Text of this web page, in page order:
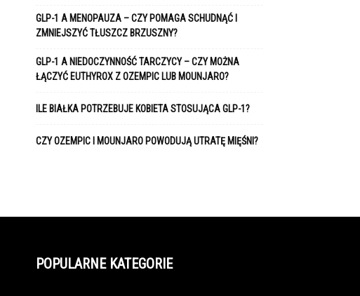
GLP-1 A MENOPAUZA – CZY POMAGA SCHUDNĄĆ I
ZMNIEJSZYĆ TŁUSZCZ BRZUSZNY?
GLP-1 A NIEDOCZYNNOŚĆ TARCZYCY – CZY MOŻNA
ŁĄCZYĆ EUTHYROX Z OZEMPIC LUB MOUNJARO?
ILE BIAŁKA POTRZEBUJE KOBIETA STOSUJĄCA GLP-1?
CZY OZEMPIC I MOUNJARO POWODUJĄ UTRATĘ MIĘŚNI?
POPULARNE KATEGORIE